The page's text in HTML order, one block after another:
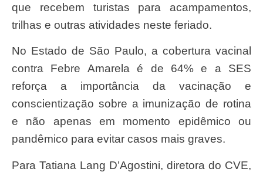
que recebem turistas para acampamentos,
trilhas e outras atividades neste feriado.
No Estado de São Paulo, a cobertura vacinal
contra Febre Amarela é de 64% e a SES
reforça a importância da vacinação e
conscientização sobre a imunização de rotina
e não apenas em momento epidêmico ou
pandêmico para evitar casos mais graves.
Para Tatiana Lang D’Agostini, diretora do CVE,